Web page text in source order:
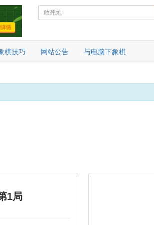
棋技巧 网站公告 与电脑下象棋
1局